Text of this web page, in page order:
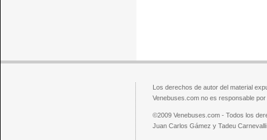
Los derechos de autor del material
Venebuses.com no es responsable
©2009 Venebuses.com - Todos los
Juan Carlos Gámez y Tadeu Carnevalli